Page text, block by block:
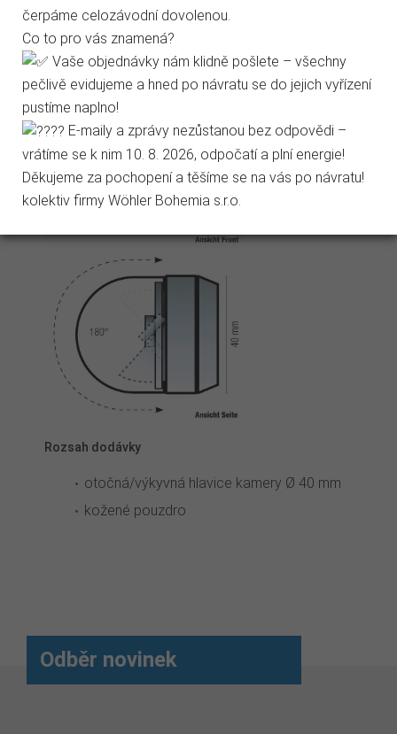
vestavěného
snímače:
9,2 kHz
Rozsah dodávky
otočná/výkyvná hlavice kamery Ø 40 mm
kožené pouzdro
Odběr novinek
Jen nezbytné Přijmout vše
Přejít na stránku Podrobně o cookies
čerpáme celozávodní dovolenou.
Co to pro vás znamená?
Vaše objednávky nám klidně pošlete – všechny
pečlivě evidujeme a hned po návratu se do jejich vyřízení
pustíme naplno!
E-maily a zprávy nezůstanou bez odpovědi –
vrátíme se k nim 10. 8. 2026, odpočatí a plní energie!
Děkujeme za pochopení a těšíme se na vás po návratu!
kolektiv firmy Wöhler Bohemia s.r.o.